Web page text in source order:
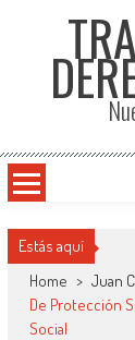
Estás aquí
Home > Juan
De Protección
Social